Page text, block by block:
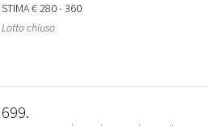
STIMA€ 280 - 360
Lotto chiuso
699